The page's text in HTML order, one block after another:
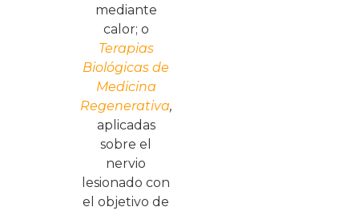
mediante
calor; o
Terapias
Biológicas de
Medicina
Regenerativa,
aplicadas
sobre el
nervio
lesionado con
el objetivo de